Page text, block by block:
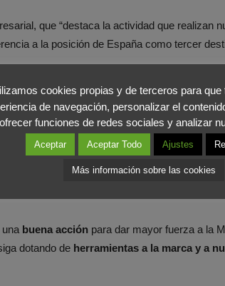
que “destaca la actividad que realizan
a la posición de España como tercer
Arte; la Ñ como signo distintivo del idioma
tan variados como la medicina, la
de todo el mundo”, según informa
juega con los colores de la bandera nacional
buena acción para dar mayor fuerza a la
dotando de herramientas a la marca y a
cookies propias y de terceros para que
de navegación, personalizar el
ofrecer funciones de redes sociales y analizar
Aceptar Aceptar Todo Ajustes
Más información sobre las cookies